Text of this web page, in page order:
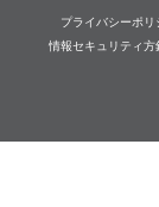
プライバシーポリ
情報セキュリティ方